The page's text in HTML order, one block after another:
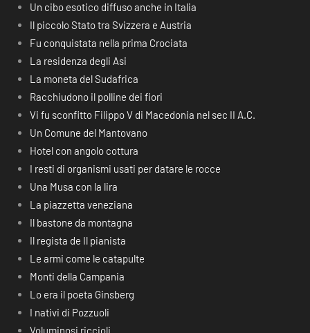
Un cibo esotico diffuso anche in Italia
Il piccolo Stato tra Svizzera e Austria
Fu conquistata nella prima Crociata
La residenza degli Asi
La moneta del Sudafrica
Racchiudono il polline dei fiori
Vi fu sconfitto Filippo V di Macedonia nel sec II A.C.
Un Comune del Mantovano
Hotel con angolo cottura
I resti di organismi usati per datare le rocce
Una Musa con la lira
La piazzetta veneziana
Il bastone da montagna
Il regista de Il pianista
Le armi come le catapulte
Monti della Campania
Lo era il poeta Ginsberg
I nativi di Pozzuoli
Voluminosi riccioli